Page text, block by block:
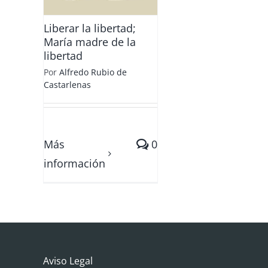
Liberar la libertad;
María madre de la
libertad
Por Alfredo Rubio de
Castarlenas
Más
información
0
Aviso Legal